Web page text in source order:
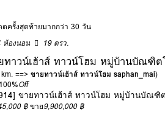
ตครั้งสุดท้ายมากกว่า 30 วัน
ห้องนอน
19 ตรว.
ทาวน์เฮ้าส์ ทาวน์โฮม หมู่บ้านบัณฑิต
==> ขายทาวน์เฮ้าส์ ทาวน์โฮม saphan_mai)
100%Off
ขายทาวน์เฮ้าส์ ทาวน์โฮม หมู่บ้านบัณฑิ
฿ ขาย9,900,000 ฿